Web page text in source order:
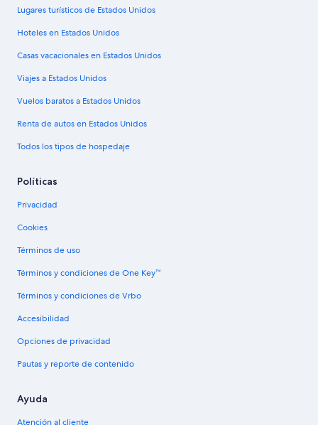
Lugares turísticos de Estados Unidos
Hoteles en Estados Unidos
Casas vacacionales en Estados Unidos
Viajes a Estados Unidos
Vuelos baratos a Estados Unidos
Renta de autos en Estados Unidos
Todos los tipos de hospedaje
Políticas
Privacidad
Cookies
Términos de uso
Términos y condiciones de One Key™
Términos y condiciones de Vrbo
Accesibilidad
Opciones de privacidad
Pautas y reporte de contenido
Ayuda
Atención al cliente